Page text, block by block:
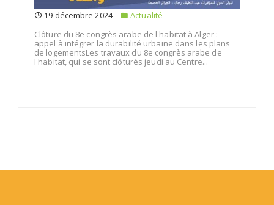
19 décembre 2024
Actualité
Clôture du 8e congrès arabe de l'habitat à Alger :
appel à intégrer la durabilité urbaine dans les plans
de logementsLes travaux du 8e congrès arabe de
l'habitat, qui se sont clôturés jeudi au Centre...